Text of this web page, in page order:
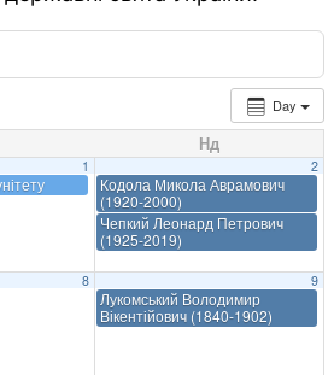
Day
Нд
1 2
Кодола Микола Аврамович
(1920-2000)
Чепкий Леонард Петрович
(1925-2019)
8 9
Лукомський Володимир
Вікентійович (1840-1902)